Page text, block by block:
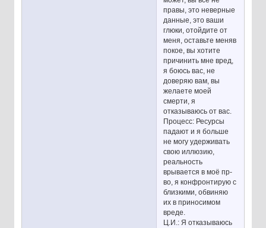
правы, это неверные
данные, это ваши
глюки, отойдите от
меня, оставьте меняв
покое, вы хотите
причинить мне вред,
я боюсь вас, не
доверяю вам, вы
желаете моей
смерти, я
отказываюсь от вас.
Процесс: Ресурсы
падают и я больше
не могу удерживать
свою иллюзию,
реальность
врывается в моё пр-
во, я конфронтирую с
близкими, обвиняю
их в приносимом
вреде.
Ц.И.: Я отказываюсь